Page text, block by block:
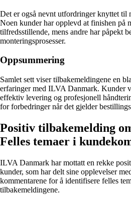
Det er også nevnt utfordringer knyttet til
Noen kunder har opplevd at finishen på
tilfredsstillende, mens andre har påpekt
monteringsprosesser.
Oppsummering
Samlet sett viser tilbakemeldingene en
erfaringer med ILVA Danmark. Kunder
effektiv levering og profesjonell
for forbedringer når det gjelder
Positiv tilbakemelding
Felles temaer i
ILVA Danmark har mottatt en rekke
kunder, som har delt sine opplevelser
kommentarene for å identifisere felles
tilbakemeldingene.